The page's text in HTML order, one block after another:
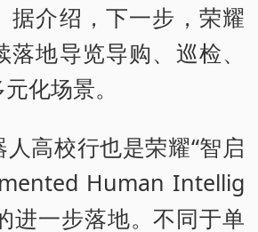
据介绍，下一步，荣耀
地导览导购、巡检、
化场景。
人高校行也是荣耀“智启
Human Intellig
进一步落地。不同于单